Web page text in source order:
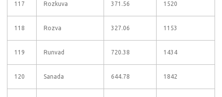
117 Rozkuva 371.56 1520
118 Rozva 327.06 1153
119 Runvad 720.38 1434
120 Sanada 644.78 1842